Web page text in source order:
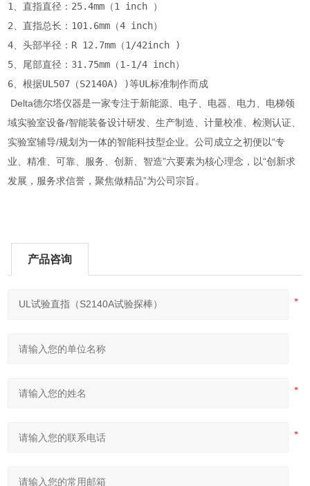
1、直指直径：25.4mm（1 inch ）
2、直指总长：101.6mm（4 inch）
4、头部半径：R 12.7mm（1/42inch )
5、尾部直径：31.75mm（1-1/4 inch）
6、根据UL507（S2140A) )等UL标准制作而成
Delta德尔塔仪器是一家专注于新能源、电子、电器、电力、电梯领
域实验室设备/智能装备设计研发、生产制造、计量校准、检测认证、
实验室辅导/规划为一体的智能科技型企业。公司成立之初便以“专
业、精准、可靠、服务、创新、智造”六要素为核心理念，以“创新求
发展，服务求信誉，聚焦做精品”为公司宗旨。
产品咨询